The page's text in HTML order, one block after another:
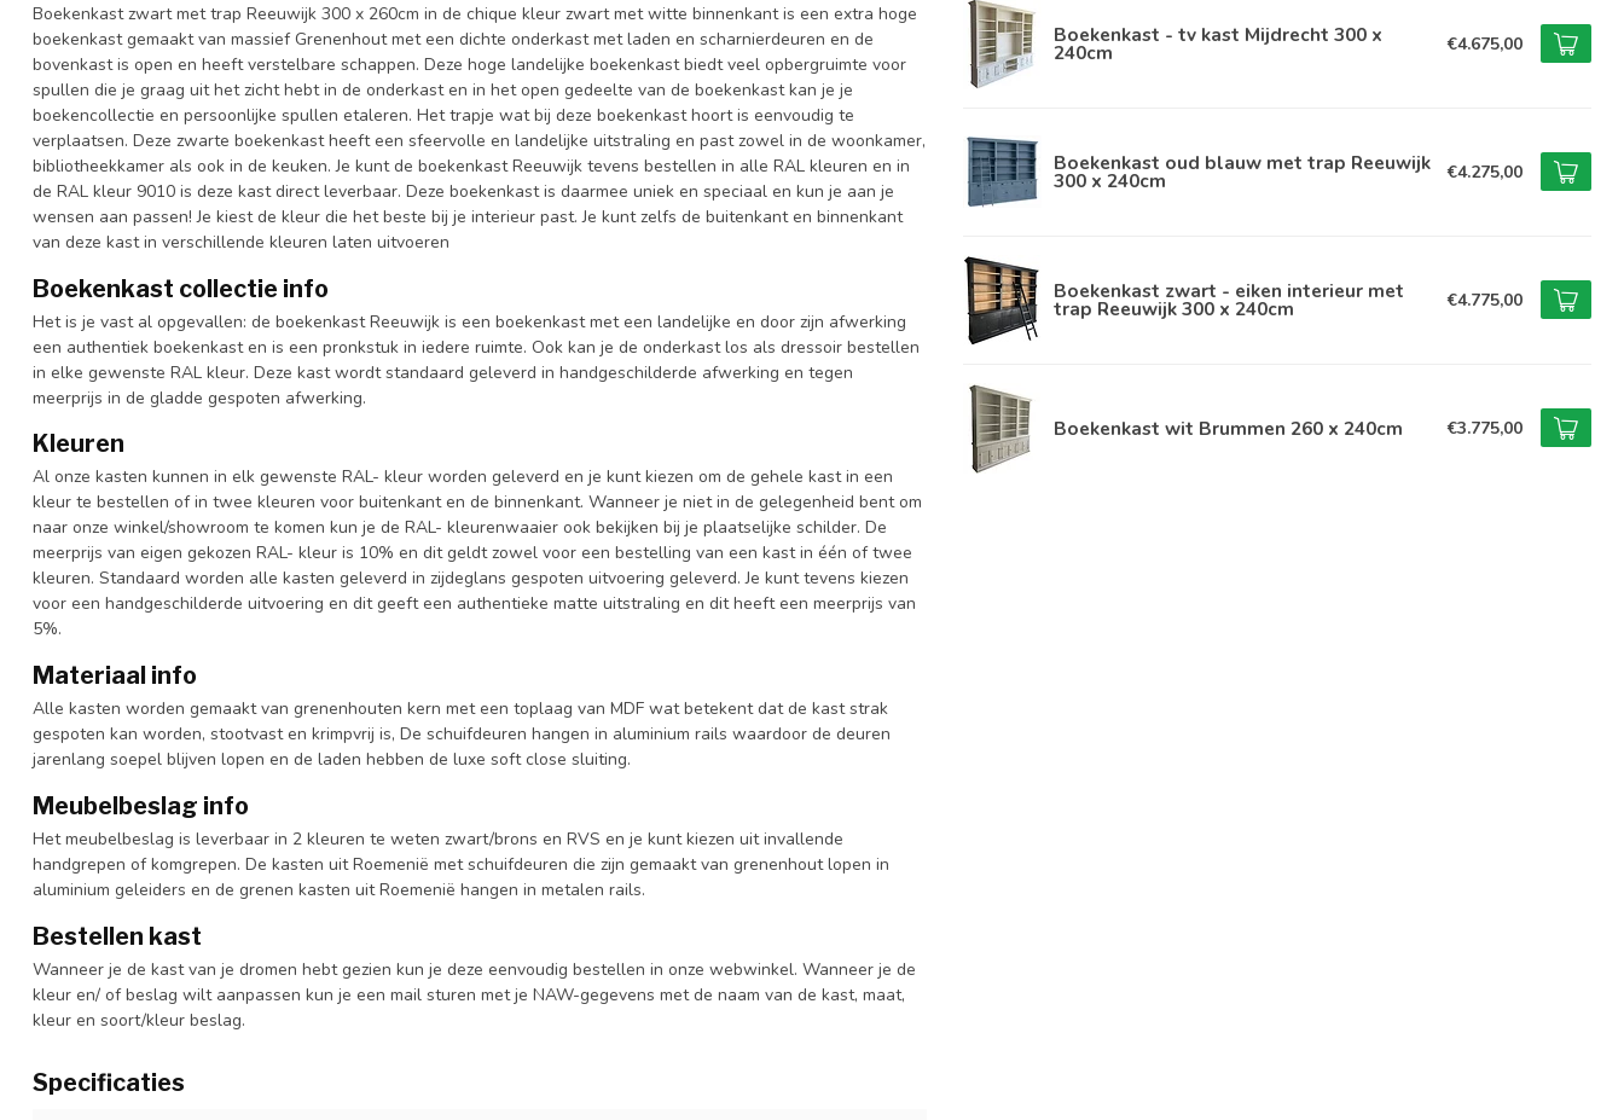
Boekenkast zwart met trap Reeuwijk 300 x 260cm in de chique kleur zwart met witte binnenkant is een extra hoge
boekenkast gemaakt van massief Grenenhout met een dichte onderkast met laden en scharnierdeuren en de
bovenkast is open en heeft verstelbare schappen. Deze hoge landelijke boekenkast biedt veel opbergruimte voor
spullen die je graag uit het zicht hebt in de onderkast en in het open gedeelte van de boekenkast kan je je
boekencollectie en persoonlijke spullen etaleren. Het trapje wat bij deze boekenkast hoort is eenvoudig te
verplaatsen. Deze zwarte boekenkast heeft een sfeervolle en landelijke uitstraling en past zowel in de woonkamer,
bibliotheekkamer als ook in de keuken. Je kunt de boekenkast Reeuwijk tevens bestellen in alle RAL kleuren en in
de RAL kleur 9010 is deze kast direct leverbaar. Deze boekenkast is daarmee uniek en speciaal en kun je aan je
wensen aan passen! Je kiest de kleur die het beste bij je interieur past. Je kunt zelfs de buitenkant en binnenkant
van deze kast in verschillende kleuren laten uitvoeren
Boekenkast collectie info
Het is je vast al opgevallen: de boekenkast Reeuwijk is een boekenkast met een landelijke en door zijn afwerking
een authentiek boekenkast en is een pronkstuk in iedere ruimte. Ook kan je de onderkast los als dressoir bestellen
in elke gewenste RAL kleur. Deze kast wordt standaard geleverd in handgeschilderde afwerking en tegen
meerprijs in de gladde gespoten afwerking.
Kleuren
Al onze kasten kunnen in elk gewenste RAL- kleur worden geleverd en je kunt kiezen om de gehele kast in een
kleur te bestellen of in twee kleuren voor buitenkant en de binnenkant. Wanneer je niet in de gelegenheid bent om
naar onze winkel/showroom te komen kun je de RAL- kleurenwaaier ook bekijken bij je plaatselijke schilder. De
meerprijs van eigen gekozen RAL- kleur is 10% en dit geldt zowel voor een bestelling van een kast in één of twee
kleuren. Standaard worden alle kasten geleverd in zijdeglans gespoten uitvoering geleverd. Je kunt tevens kiezen
voor een handgeschilderde uitvoering en dit geeft een authentieke matte uitstraling en dit heeft een meerprijs van
5%.
Materiaal info
Alle kasten worden gemaakt van grenenhouten kern met een toplaag van MDF wat betekent dat de kast strak
gespoten kan worden, stootvast en krimpvrij is, De schuifdeuren hangen in aluminium rails waardoor de deuren
jarenlang soepel blijven lopen en de laden hebben de luxe soft close sluiting.
Meubelbeslag info
Het meubelbeslag is leverbaar in 2 kleuren te weten zwart/brons en RVS en je kunt kiezen uit invallende
handgrepen of komgrepen. De kasten uit Roemenië met schuifdeuren die zijn gemaakt van grenenhout lopen in
aluminium geleiders en de grenen kasten uit Roemenië hangen in metalen rails.
Bestellen kast
Wanneer je de kast van je dromen hebt gezien kun je deze eenvoudig bestellen in onze webwinkel. Wanneer je de
kleur en/ of beslag wilt aanpassen kun je een mail sturen met je NAW-gegevens met de naam van de kast, maat,
kleur en soort/kleur beslag.
Specificaties
Boekenkast - tv kast Mijdrecht 300 x
240cm €4.675,00
Boekenkast oud blauw met trap Reeuwijk
300 x 240cm €4.275,00
Boekenkast zwart - eiken interieur met
trap Reeuwijk 300 x 240cm €4.775,00
Boekenkast wit Brummen 260 x 240cm €3.775,00